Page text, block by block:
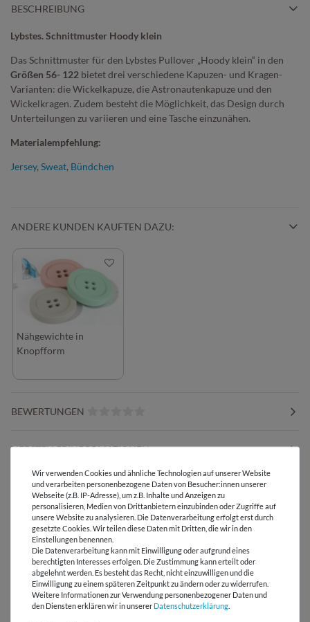
BESCHREIBUNG
Lybstes. Schnittmuster Hoody klein
Das Schnittmuster für den Lybstes Pullover „Hoody klein“ in den
Größen 56- 122 bietet drei verschiedene Kapuzen- und Kragen-
Varianten: die Wickelkapuze, die Astronautenkapuze und den
Wickelkragen. Zudem besteht die Möglichkeit, das Design durch
Unterteilungen zu variieren und eine Tasche einzunähen.
Materialempfehlung:
Jersey, Sweat, Bündchen
ANDERE KUNDEN KAUFTEN DAZU:
Nähgewichte in
Knopfform
BEWERTUNGEN
HERSTELLERINFORMATIONEN
Versandkostenfrei ab 60 € -
Lieferung mit DHL
E-Mail Kundenservice
Antwort in 24h
Über 98% positive
Wir verwenden Cookies und ähnliche Technologien auf unserer Website
und verarbeiten personenbezogene Daten von Besucher:innen unserer
Webseite (z.B. IP-Adresse), um z.B. Inhalte und Anzeigen zu
personalisieren, Medien von Drittanbietern einzubinden oder Zugriffe auf
unsere Website zu analysieren. Die Datenverarbeitung erfolgt erst durch
gesetzte Cookies. Wir teilen diese Daten mit Dritten, die wir in den
Einstellungen benennen.
Die Datenverarbeitung kann mit Einwilligung oder aufgrund eines
berechtigten Interesses erfolgen. Die Zustimmung kann erteilt oder
abgelehnt werden. Es besteht das Recht, nicht einzuwilligen und die
Einwilligung zu einem späteren Zeitpunkt zu ändern oder zu widerrufen.
Weitere Informationen zur Verwendung personenbezogener Daten und
den Diensten erklären wir in unserer Daten­schutz­erklärung